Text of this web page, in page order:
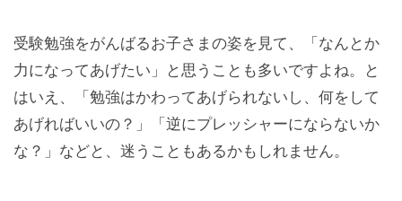
受験勉強をがんばるお子さまの姿を見て、「なんとか
力になってあげたい」と思うことも多いですよね。と
はいえ、「勉強はかわってあげられないし、何をして
あげればいいの？」「逆にプレッシャーにならないか
な？」などと、迷うこともあるかもしれません。